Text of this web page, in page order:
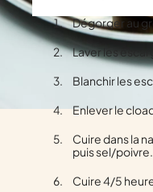
Dégorger au
Laver les
Blanchir les
Enlever le
Cuire dans la
puis sel/poivre.
Cuire 4/5